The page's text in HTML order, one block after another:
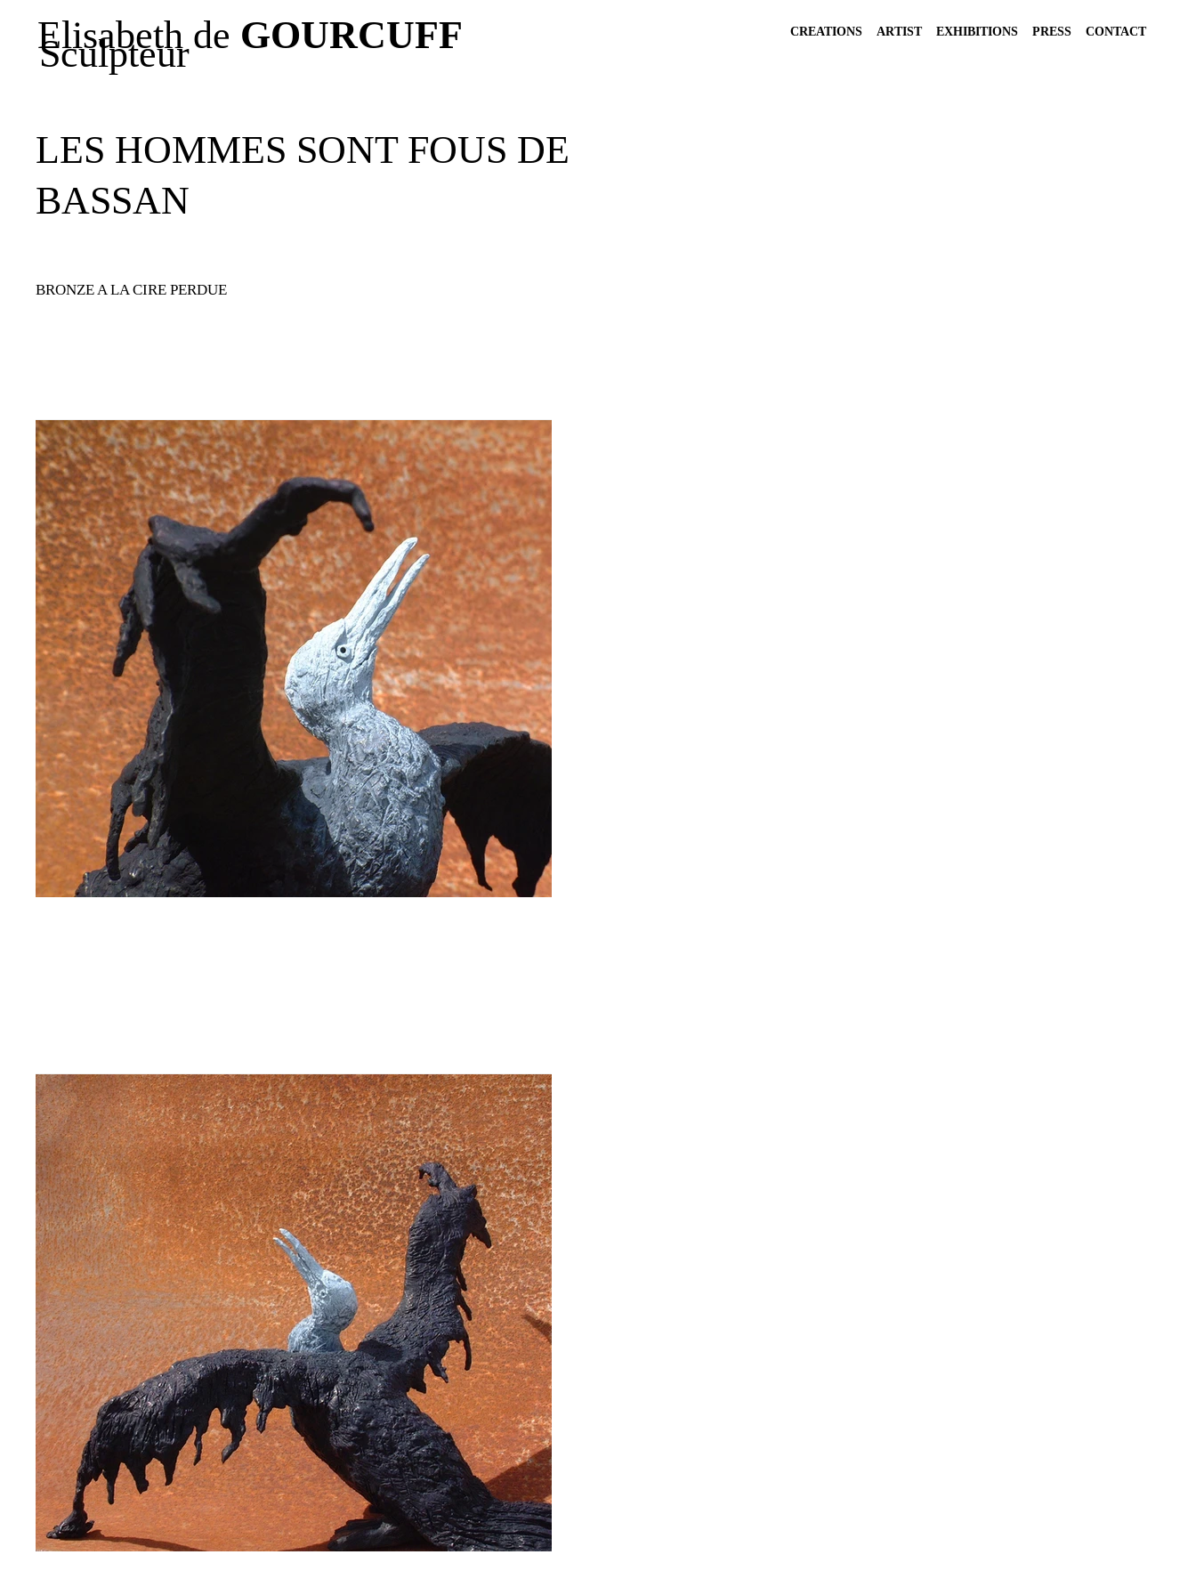
Elisabeth de GOURCUFF
Sculpteur
CREATIONS ARTIST EXHIBITIONS PRESS CONTACT
LES HOMMES SONT FOUS DE
BASSAN
BRONZE A LA CIRE PERDUE